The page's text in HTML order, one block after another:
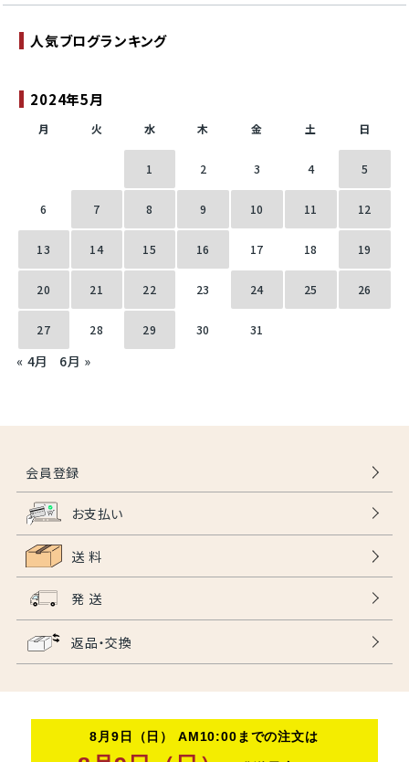
2024年5月
月 火 水 木 金 土 日
1 2 3 4 5
6 7 8 9 10 11 12
13 14 15 16 17 18 19
20 21 22 23 24 25 26
27 28 29 30 31
« 4月 6月 »
人気ブログランキング
会員登録
お支払い
送 料
発 送
返品・交換